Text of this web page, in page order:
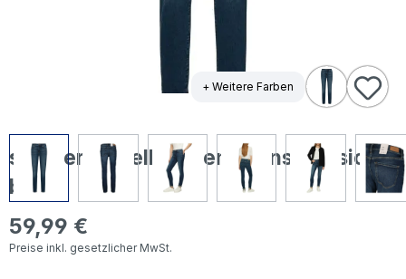
+ Weitere Farben
s.Oliver Izabell Damen Jeans classic
blue
Regulärer Preis:
59,99 €
Preise inkl. gesetzlicher MwSt.